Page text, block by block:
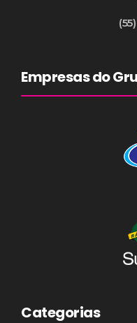
Empresas do
Categorias